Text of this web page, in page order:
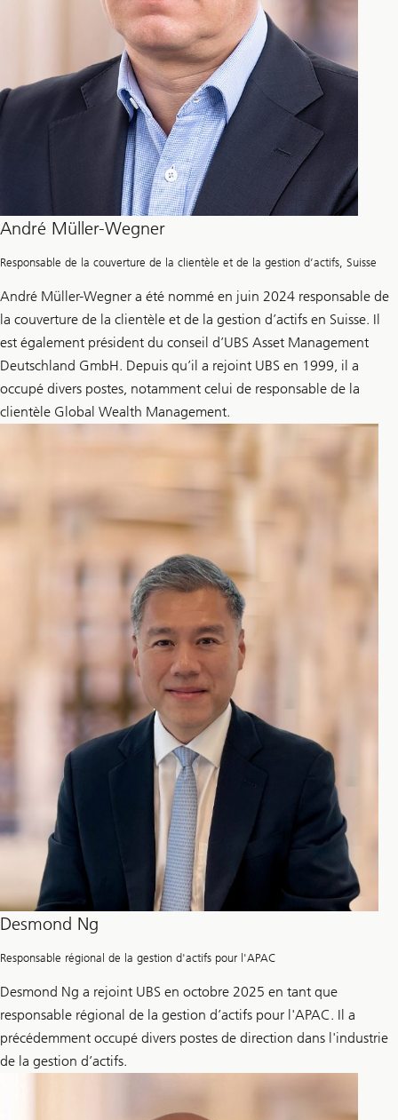
André Müller-Wegner
Responsable de la couverture de la clientèle et de la gestion d’actifs, Suisse
André Müller-Wegner a été nommé en juin 2024 responsable de
la couverture de la clientèle et de la gestion d’actifs en Suisse. Il
est également président du conseil d’UBS Asset Management
Deutschland GmbH. Depuis qu’il a rejoint UBS en 1999, il a
occupé divers postes, notamment celui de responsable de la
clientèle Global Wealth Management.
Desmond Ng
Responsable régional de la gestion d'actifs pour l'APAC
Desmond Ng a rejoint UBS en octobre 2025 en tant que
responsable régional de la gestion d’actifs pour l'APAC. Il a
précédemment occupé divers postes de direction dans l'industrie
de la gestion d’actifs.